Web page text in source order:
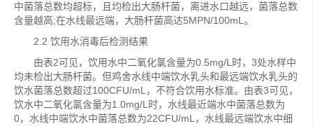
中菌落总数均超标，且均检出大肠杆菌，离进水口越远，菌落总数
含量越高;在水线最远端，大肠杆菌高达5MPN/100mL。
2.2 饮用水消毒后检测结果
由表2可见，饮用水中二氧化氯含量为0.5mg/L时，3处水样中
均未检出大肠杆菌。但鸡舍水线中端饮水乳头和最远端饮水乳头的
饮水菌落总数超过100CFU/mL，不符合饮用水标准。由表3可见，
饮水中二氧化氯含量为1.0mg/L时，水线最近端水中菌落总数为
0，水线中端饮水中菌落总数为22CFU/mL，水线最远端饮水中细